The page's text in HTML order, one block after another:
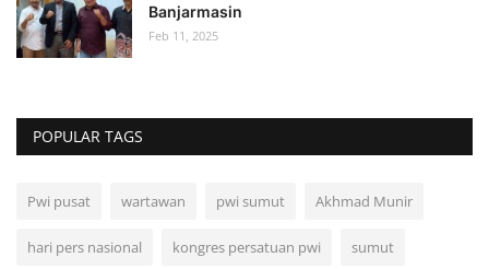
Banjarmasin
Feb 11, 2025
POPULAR TAGS
Pwi pusat wartawan pwi sumut Akhmad Munir
hari pers nasional kongres persatuan pwi sumut